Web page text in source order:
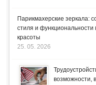
Парикмахерские зеркала:
стиля и функциональности
красоты
25. 05. 2026
возможности,